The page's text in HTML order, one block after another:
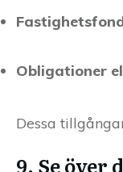
Obligationer
Dessa
9. Se